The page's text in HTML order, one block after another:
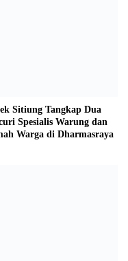
Sitiung Tangkap Dua
Spesialis Warung dan
Warga di Dharmasraya